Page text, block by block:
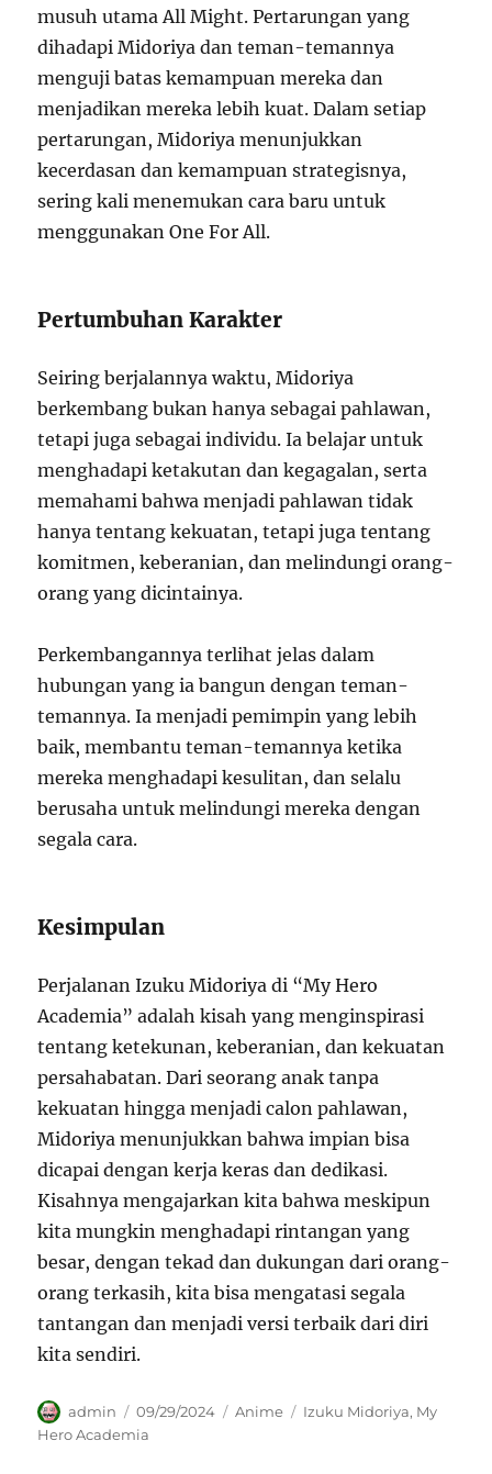
musuh utama All Might. Pertarungan yang
dihadapi Midoriya dan teman-temannya
menguji batas kemampuan mereka dan
menjadikan mereka lebih kuat. Dalam setiap
pertarungan, Midoriya menunjukkan
kecerdasan dan kemampuan strategisnya,
sering kali menemukan cara baru untuk
menggunakan One For All.
Pertumbuhan Karakter
Seiring berjalannya waktu, Midoriya
berkembang bukan hanya sebagai pahlawan,
tetapi juga sebagai individu. Ia belajar untuk
menghadapi ketakutan dan kegagalan, serta
memahami bahwa menjadi pahlawan tidak
hanya tentang kekuatan, tetapi juga tentang
komitmen, keberanian, dan melindungi orang-
orang yang dicintainya.
Perkembangannya terlihat jelas dalam
hubungan yang ia bangun dengan teman-
temannya. Ia menjadi pemimpin yang lebih
baik, membantu teman-temannya ketika
mereka menghadapi kesulitan, dan selalu
berusaha untuk melindungi mereka dengan
segala cara.
Kesimpulan
Perjalanan Izuku Midoriya di “My Hero
Academia” adalah kisah yang menginspirasi
tentang ketekunan, keberanian, dan kekuatan
persahabatan. Dari seorang anak tanpa
kekuatan hingga menjadi calon pahlawan,
Midoriya menunjukkan bahwa impian bisa
dicapai dengan kerja keras dan dedikasi.
Kisahnya mengajarkan kita bahwa meskipun
kita mungkin menghadapi rintangan yang
besar, dengan tekad dan dukungan dari orang-
orang terkasih, kita bisa mengatasi segala
tantangan dan menjadi versi terbaik dari diri
kita sendiri.
Author
admin
Posted
on
09/29/2024 Categories
Anime Tags
Izuku Midoriya, My
Hero Academia